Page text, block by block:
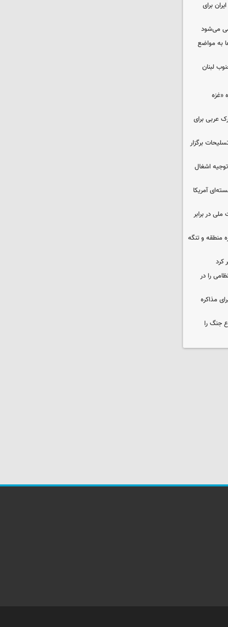
برای
می‌شود
به مواضع
لبنان
«غزه‌
عربی برای
برگزار
اشغال
آمریکا
در برابر
منطقه و تنگه
کرد
را در
مذاکره
جنگ را